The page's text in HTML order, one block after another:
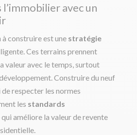
avec un
construire est une stratégie
Ces terrains prennent
valeur avec le temps, surtout
Construire du neuf
respecter les normes
les standards
qui améliore la valeur de revente